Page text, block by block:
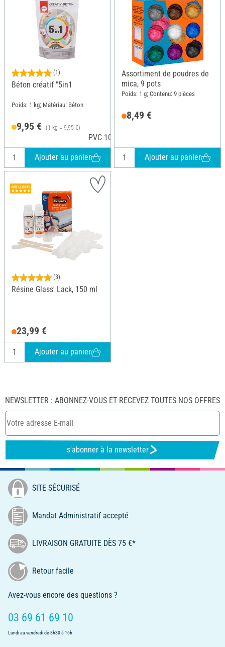
(1)
Béton créatif "5in1
Poids: 1 kg; Matériau: Béton
9,95 € (1 kg = 9,95 €)
PVC 10,99 €
Ajouter au panier
Assortiment de poudres de
mica, 9 pots
Poids: 1 g; Contenu: 9 pièces
8,49 €
Ajouter au panier
(3)
Résine Glass' Lack, 150 ml
23,99 €
Ajouter au panier
NEWSLETTER : ABONNEZ-VOUS ET RECEVEZ TOUTES NOS OFFRES
s'abonner à la newsletter
SITE SÉCURISÉ
Mandat Administratif accepté
LIVRAISON GRATUITE DÈS 75 €*
Retour facile
Avez-vous encore des questions ?
03 69 61 69 10
Lundi au vendredi de 8h30 à 16h